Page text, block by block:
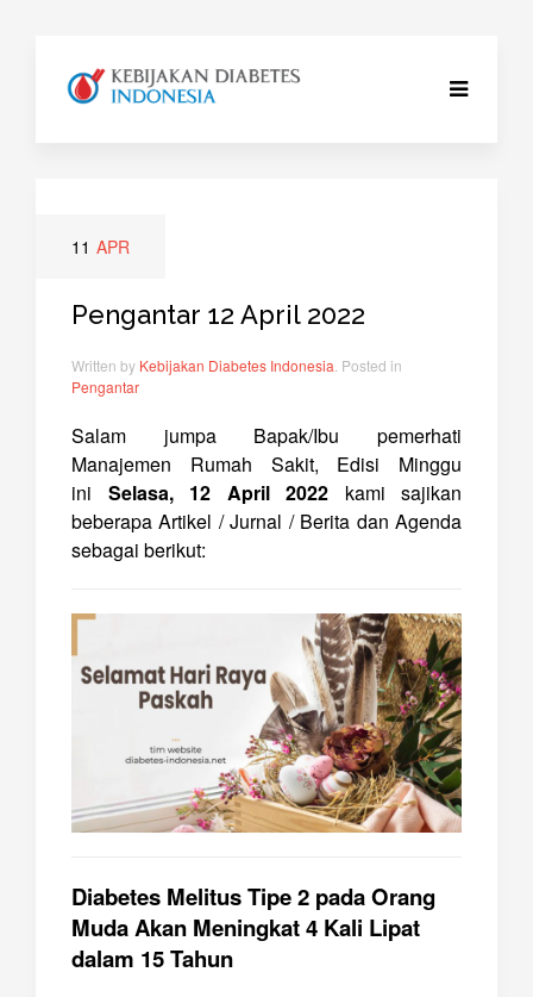
11 APR
Pengantar 12 April 2022
Written by Kebijakan Diabetes Indonesia . Posted in
Pengantar
Salam jumpa Bapak/Ibu pemerhati
Manajemen Rumah Sakit, Edisi Minggu
ini Selasa, 12 April 2022 kami sajikan
beberapa Artikel / Jurnal / Berita dan Agenda
sebagai berikut:
Diabetes Melitus Tipe 2 pada Orang
Muda Akan Meningkat 4 Kali Lipat
dalam 15 Tahun